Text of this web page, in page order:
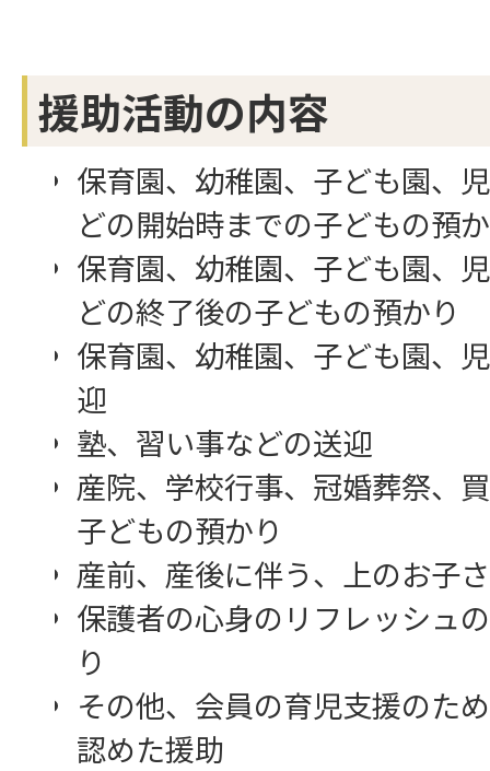
援助活動の内容
保育園、幼稚園、子ども園、
どの開始時までの子どもの預
保育園、幼稚園、子ども園、
どの終了後の子どもの預かり
保育園、幼稚園、子ども園、
迎
塾、習い事などの送迎
産院、学校行事、冠婚葬祭、
子どもの預かり
産前、産後に伴う、上のお子
保護者の心身のリフレッシュ
り
その他、会員の育児支援のた
認めた援助